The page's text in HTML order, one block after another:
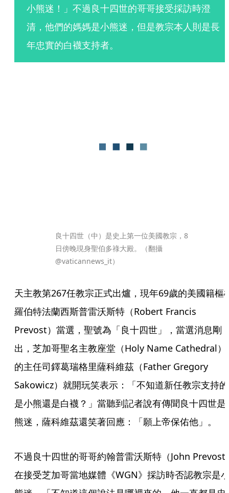
小熊迷！」不過良十四世的哥哥接受採訪時澄
清，他們的媽媽是小熊迷，但是教宗本人則是長
年忠實的白襪支持者。
良十四世（中）是史上第一位美國教宗，8
日傍晚現身聖伯多祿大殿。（翻攝
@vaticannews_it）
天主教第267任教宗正式出爐，現年69歲的美國籍樞
羅伯特法蘭西斯普雷沃斯特（Robert Francis
Prevost）當選，聖號為「良十四世」，當選消息剛
出，芝加哥聖名主教座堂（Holy Name Cathedral）
的主任司鐸葛瑞格里薩科維茲（Father Gregory
Sakowicz）就開玩笑表示：「不知道新任教宗支持的
是小熊還是白襪？」當聽到記者說有傳聞良十四世是
熊迷，薩科維茲還笑著回應：「願上帝保佑他」。
不過良十四世的哥哥約翰普雷沃斯特（John Prevost
在接受芝加哥當地媒體《WGN》採訪時否認教宗是